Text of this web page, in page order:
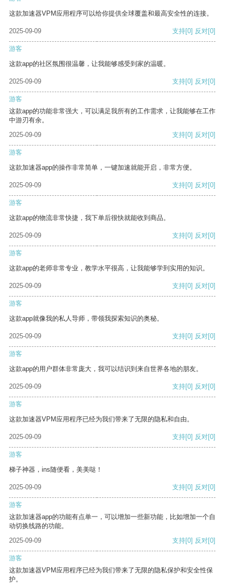
这款加速器VPM应用程序可以给你提供全球覆盖和最高安全性的连接。
2025-09-09 支持[0] 反对[0]
游客
这款app的社区氛围很温馨，让我能够感受到家的温暖。
2025-09-09 支持[0] 反对[0]
游客
这款app的功能非常强大，可以满足我所有的工作需求，让我能够在工作
中游刃有余。
2025-09-09
支持[0] 反对[0]
游客
这款加速器app的操作非常简单，一键加速就能开启，非常方便。
2025-09-09 支持[0] 反对[0]
游客
这款app的物流非常快捷，我下单后很快就能收到商品。
2025-09-09 支持[0] 反对[0]
游客
这款app的老师非常专业，教学水平很高，让我能够学到实用的知识。
2025-09-09 支持[0] 反对[0]
游客
这款app就像我的私人导师，带领我探索知识的奥秘。
2025-09-09 支持[0] 反对[0]
游客
这款app的用户群体非常庞大，我可以结识到来自世界各地的朋友。
2025-09-09 支持[0] 反对[0]
游客
这款加速器VPM应用程序已经为我们带来了无限的隐私和自由。
2025-09-09 支持[0] 反对[0]
游客
梯子神器，ins随便看，美美哒！
2025-09-09 支持[0] 反对[0]
游客
这款加速器app的功能有点单一，可以增加一些新功能，比如增加一个自
动切换线路的功能。
2025-09-09
支持[0] 反对[0]
游客
这款加速器VPM应用程序已经为我们带来了无限的隐私保护和安全性保
护。